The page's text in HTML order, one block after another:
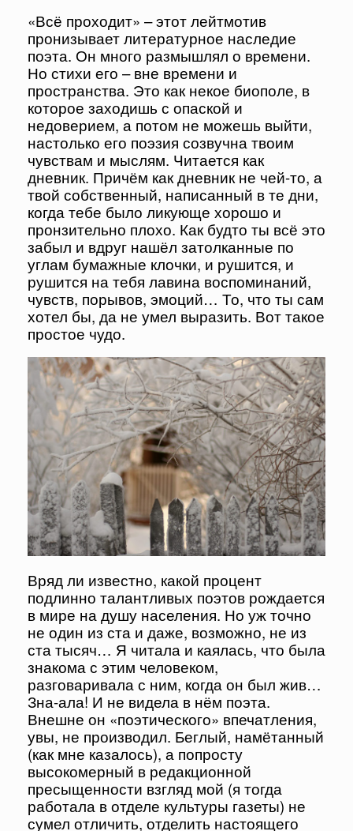
«Всё проходит» – этот лейтмотив
пронизывает литературное наследие
поэта. Он много размышлял о времени.
Но стихи его – вне времени и
пространства. Это как некое биополе, в
которое заходишь с опаской и
недоверием, а потом не можешь выйти,
настолько его поэзия созвучна твоим
чувствам и мыслям. Читается как
дневник. Причём как дневник не чей-то, а
твой собственный, написанный в те дни,
когда тебе было ликующе хорошо и
пронзительно плохо. Как будто ты всё это
забыл и вдруг нашёл затолканные по
углам бумажные клочки, и рушится, и
рушится на тебя лавина воспоминаний,
чувств, порывов, эмоций… То, что ты сам
хотел бы, да не умел выразить. Вот такое
простое чудо.
Вряд ли известно, какой процент
подлинно талантливых поэтов рождается
в мире на душу населения. Но уж точно
не один из ста и даже, возможно, не из
ста тысяч… Я читала и каялась, что была
знакома с этим человеком,
разговаривала с ним, когда он был жив…
Зна-ала! И не видела в нём поэта.
Внешне он «поэтического» впечатления,
увы, не производил. Беглый, намётанный
(как мне казалось), а попросту
высокомерный в редакционной
пресыщенности взгляд мой (я тогда
работала в отделе культуры газеты) не
сумел отличить, отделить настоящего